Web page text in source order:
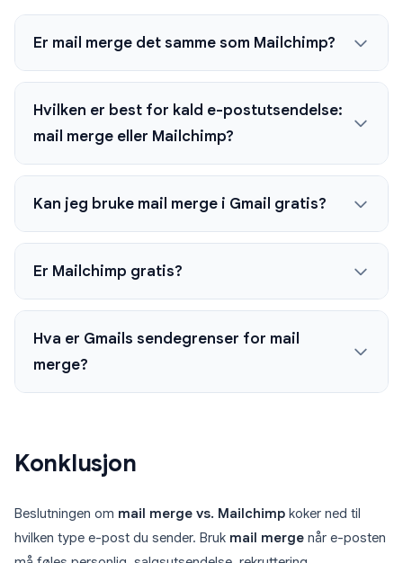
Er mail merge det samme som Mailchimp?
Hvilken er best for kald e-postutsendelse:
mail merge eller Mailchimp?
Kan jeg bruke mail merge i Gmail gratis?
Er Mailchimp gratis?
Hva er Gmails sendegrenser for mail
merge?
Konklusjon
Beslutningen om mail merge vs. Mailchimp koker ned til
hvilken type e-post du sender. Bruk mail merge når e-posten